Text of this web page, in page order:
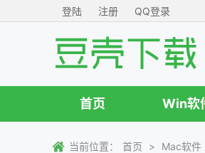
登陆 注册 QQ登录
首页 Win软
当前位置： 首页 > Mac软件